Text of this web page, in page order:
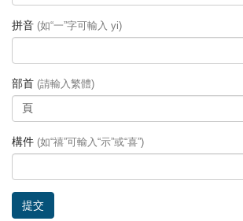
拼音 (如“一”字可輸入 yi)
部首 (請輸入繁體)
構件 (如“禧”可輸入“示”或“喜”)
提交